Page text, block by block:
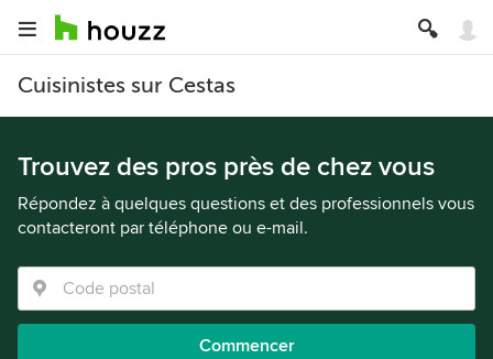
Cuisinistes sur Cestas
Trouvez des pros près de chez vous
Répondez à quelques questions et des professionnels vous
contacteront par téléphone ou e-mail.
Commencer